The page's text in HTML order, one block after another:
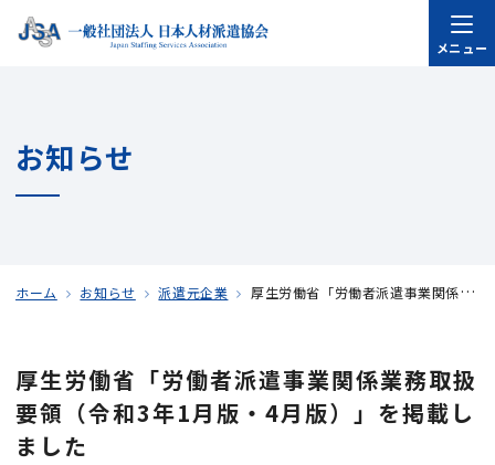
メニュー
お知らせ
ホーム お知らせ 派遣元企業 厚生労働省「労働者派遣事業関係業務取扱要領（令和3年1月版・4月版）」を掲載しました
厚生労働省「労働者派遣事業関係業務取扱
要領（令和3年1月版・4月版）」を掲載し
ました